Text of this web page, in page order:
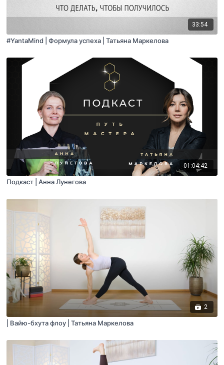
33:54
#YantaMind | Формула успеха | Татьяна Маркелова
01:04:42
Подкаст | Анна Лунегова
2
| Вайю-бхута флоу | Татьяна Маркелова